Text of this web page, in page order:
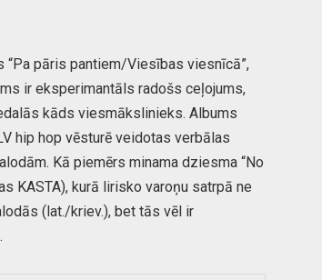
“Pa pāris pantiem/Viesības viesnīcā”,
ir eksperimantāls radošs ceļojums,
kāds viesmākslinieks. Albums
hip hop vēsturē veidotas verbālas
Kā piemērs minama dziesma “No
KASTA), kurā lirisko varoņu satrpā ne
(lat./kriev.), bet tās vēl ir